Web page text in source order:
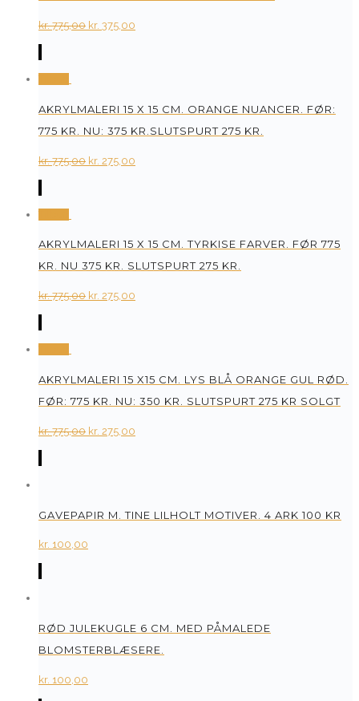
kr.775,00 Original
kr. 375,00
AKRYLMALERI 15 X 15 CM. ORANGE NUANCER. FØR:
775 KR. NU: 375 KR.SLUTSPURT 275 KR.
kr.775,00 Original
kr. 275,00
AKRYLMALERI 15 X 15 CM. TYRKISE FARVER. FØR 775
KR. NU 375 KR. SLUTSPURT 275 KR.
kr.775,00 Original
kr. 275,00
AKRYLMALERI 15 X15 CM. LYS BLÅ ORANGE GUL RØD.
FØR: 775 KR. NU: 350 KR. SLUTSPURT 275 KR SOLGT
kr.775,00 Original
kr. 275,00
GAVEPAPIR M. TINE LILHOLT MOTIVER. 4 ARK 100 KR
kr. 100,00
RØD JULEKUGLE 6 CM. MED PÅMALEDE
BLOMSTERBLÆSERE.
kr. 100,00